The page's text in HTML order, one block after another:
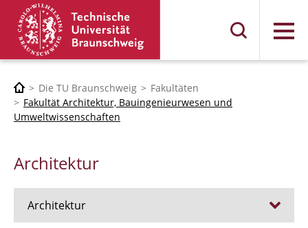
Menü
Die TU Braunschweig
Fakultäten
Fakultät Architektur, Bauingenieurwesen und
Umweltwissenschaften
Architektur
Architektur